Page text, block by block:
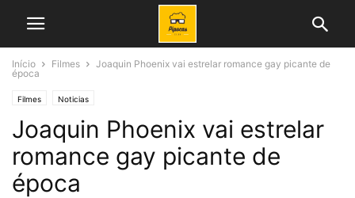
Início Filmes
Joaquin Phoenix vai estrelar romance gay picante de
época
Filmes Noticias
Joaquin Phoenix vai estrelar
romance gay picante de
época